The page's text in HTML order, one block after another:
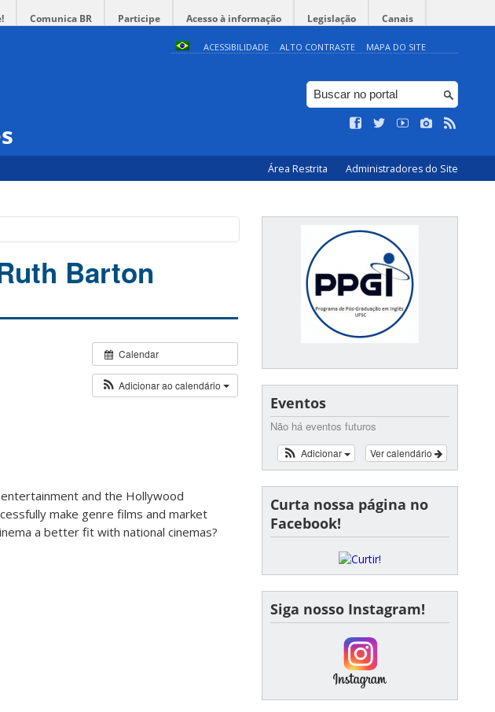
Comunica BR Participe Acesso à informação Legislação Canais
ACESSIBILIDADE ALTO CONTRASTE MAPA DO SITE
Área Restrita Administradores do Site
Barton
Calendar
Adicionar ao calendário
and the Hollywood
make genre films and market
a better fit with national cinemas?
Eventos
Não há eventos futuros
Ver calendário
Adicionar
Curta nossa página no
Facebook!
Siga nosso Instagram!